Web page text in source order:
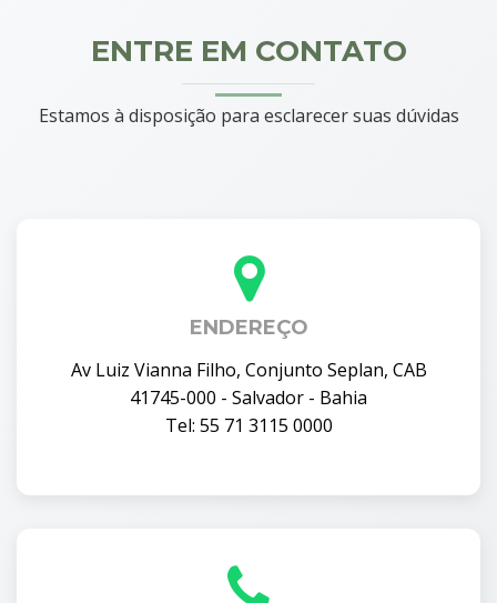
ENTRE EM CONTATO
Estamos à disposição para esclarecer suas dúvidas
ENDEREÇO
Av Luiz Vianna Filho, Conjunto Seplan, CAB
41745-000 - Salvador - Bahia
Tel: 55 71 3115 0000